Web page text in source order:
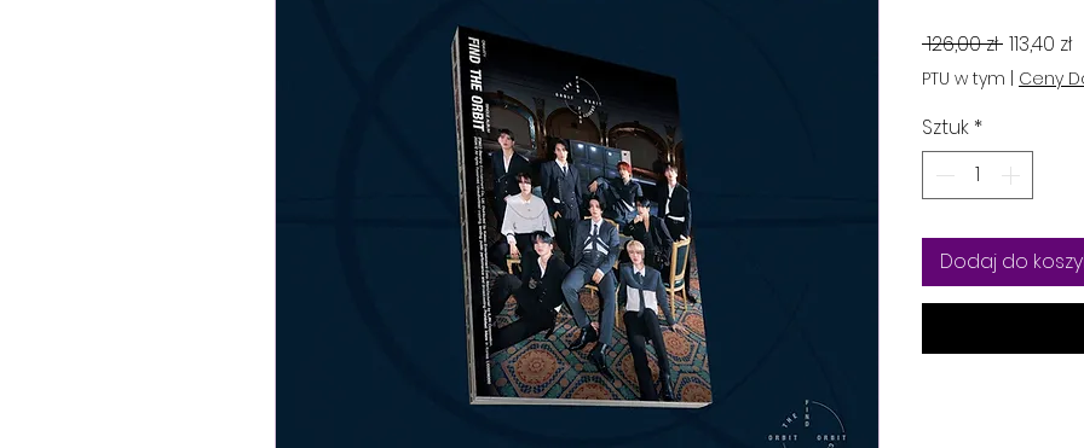
126,00 zł
cena
113,40 zł
PTU w tym Ceny
Sztuk *
Dodaj do